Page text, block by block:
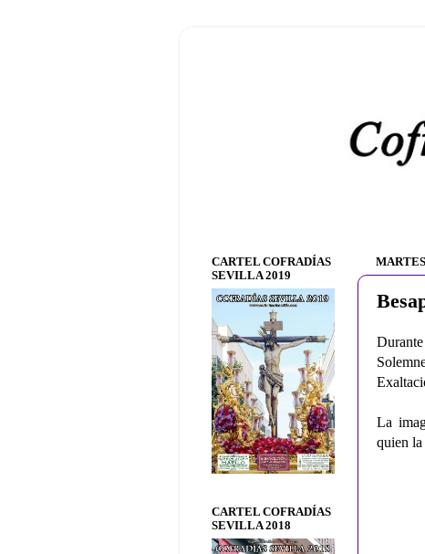
La
quien
CARTEL COFRADÍAS
SEVILLA 2019
CARTEL COFRADÍAS
SEVILLA 2018